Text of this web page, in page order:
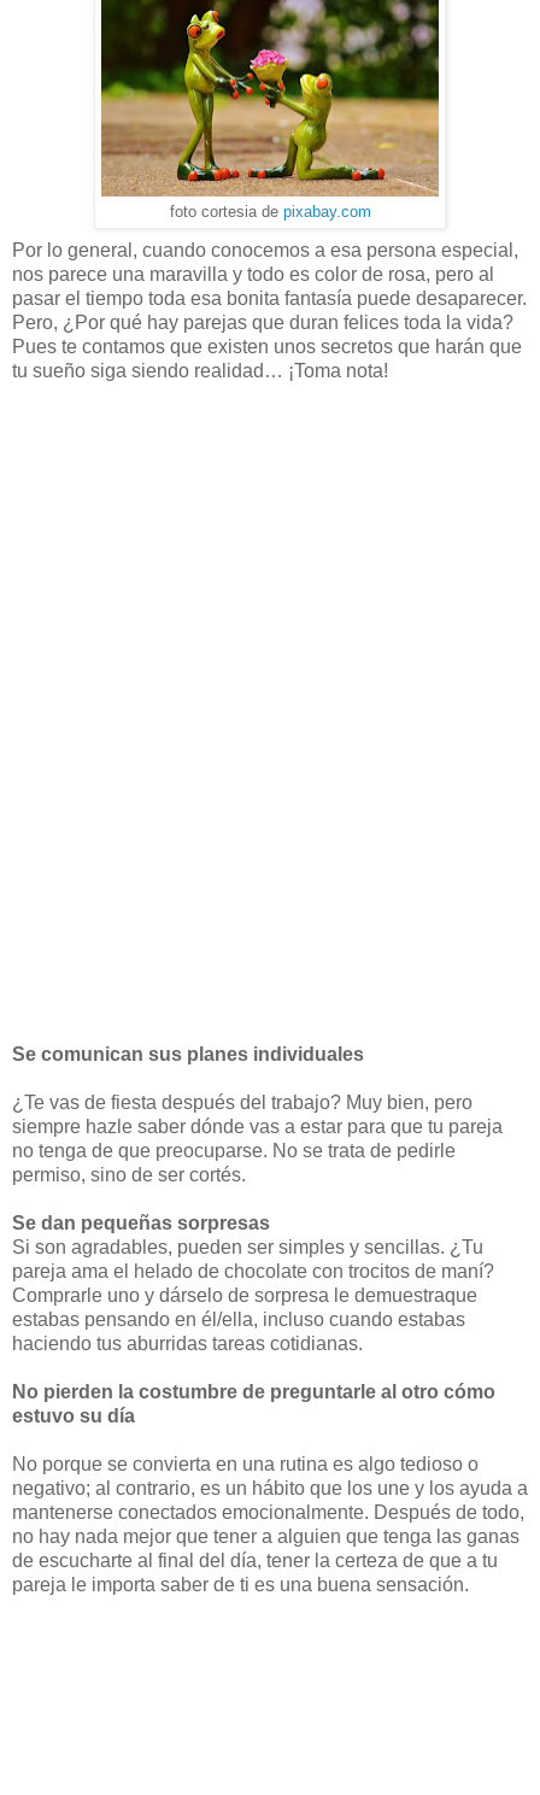
foto cortesia de pixabay.com
Por lo general, cuando conocemos a esa persona especial,
nos parece una maravilla y todo es color de rosa, pero al
pasar el tiempo toda esa bonita fantasía puede desaparecer.
Pero, ¿Por qué hay parejas que duran felices toda la vida?
Pues te contamos que existen unos secretos que harán que
tu sueño siga siendo realidad… ¡Toma nota!
Se comunican sus planes individuales
¿Te vas de fiesta después del trabajo? Muy bien, pero
siempre hazle saber dónde vas a estar para que tu pareja
no tenga de que preocuparse. No se trata de pedirle
permiso, sino de ser cortés.
Se dan pequeñas sorpresas
Si son agradables, pueden ser simples y sencillas. ¿Tu
pareja ama el helado de chocolate con trocitos de maní?
Comprarle uno y dárselo de sorpresa le demuestraque
estabas pensando en él/ella, incluso cuando estabas
haciendo tus aburridas tareas cotidianas.
No pierden la costumbre de preguntarle al otro cómo
estuvo su día
No porque se convierta en una rutina es algo tedioso o
negativo; al contrario, es un hábito que los une y los ayuda a
mantenerse conectados emocionalmente. Después de todo,
no hay nada mejor que tener a alguien que tenga las ganas
de escucharte al final del día, tener la certeza de que a tu
pareja le importa saber de ti es una buena sensación.